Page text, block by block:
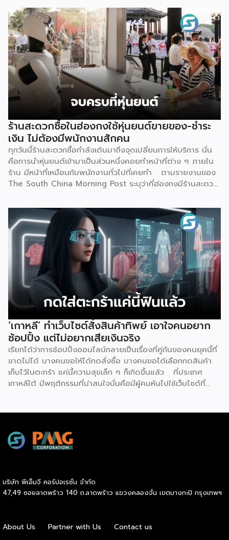
ผู้สมัครที่มีประวัติการเงินดีบางรายกลับถูกระบบปฏิเสธ
เหตุการณ์นี้ไม่ใช่แค่ดราม่าบนโลกออนไลน์เท่านั้น แต่เป็นกรณี
ศึกษาที่สะท้อนธรรมชาติของโมเดลธุรกิจใหม่ที่กำลังจะเปลี่ยน
โครงสร้างการเงินไทย นั่นคือ Virtual Bank ซึ่งผู้ประกอบการ
SME ควรทำความเข้าใจให้ลึกกว่าพาดหัวข่าว เพราะทั้งโอกาส และ
ความเสี่ยงที่เกิดขึ้นล้วนเกี่ยวข้องกับการเข้าถึงแหล่งทุนของธุรกิจ
รายย่อยโดยตรง ก่อนอื่นมาทำความเข้าใจกันก่อนว่า Virtual
Bank คืออะไร ต่างจากธนาคารเดิมตรงไหน คำตอบเรื่องนี้
อธิบายให้เข้าใจว่านี่ คือธนาคารที่ได้รับใบอนุญาตเต็มรูปแบบจาก
ธนาคารแห่งประเทศไทย (ธปท.) เหมือนธนาคารพาณิชย์ทั่วไปทุก
ประการ ต่างกันที่ไม่มีหน้าสาขาให้เดินเข้าไปทำธุรกรรม ทุกอย่าง
ตั้งแต่เปิดบัญชี ฝาก-ถอน โอนเงิน ไปจนถึงขอสินเชื่อ จะทำผ่าน
แอปพลิเคชันทั้งหมด จุดนี้คือสิ่งที่ทำให้ Virtual Bank ต่าง
จาก Mobile Banking ของธนาคารทั่วไปที่เราคุ้นเคย เพราะ
Mobile […]
ร้านสะดวกซื้อในฮ่องกงใช้หุ่นยนต์ขายของ-ชำระ
เงิน ไม่ต้องมีพนักงานสักคน
ทุกวันนี้ร้านสะดวกซื้อกำลังเดินมาถึงจุดเปลี่ยนการให้บริการ นั่น
คือการนำหุ่นยนต์เข้ามาเป็นส่วนหนึ่งคอยทำหน้าที่ต่าง ๆ ภายใน
ร้าน มีหน้าที่เหมือนกับพนักงานทั่วไปที่เคยทำ ตามรายงานของ
The South China Morning Post ระบุว่าที่ฮ่องกงมีร้านสะดวก
แปลกใหม่ด้วยการใช้หุ่นยนต์ฮิวมานอยด์เพียงตัวเดียวเป็นผู้
ควบคุมทุกอย่าง ซึ่งร้านแห่งนี้ตั้งอยู่ริมน้ำหงฮอม เปิดให้บริการ
ตลอด 24 ชั่วโมง แน่นอนว่าความพิเศษอยู่ที่การบริหารจัดการ
โดย “Xiao Gai” หุ่นยนต์ที่ถูกสร้างจากบริษัท Galbot ซึ่งเป็น
บริษัทด้านปัญญาประดิษฐ์ (AI) และหุ่นยนต์ในปักกิ่ง ด้วยความ
สูง 5 ฟุต 6 นิ้ว จึงทำหน้าที่ได้อย่างหลากหลาย ไม่ว่าจะเป็น การ
จัดเรียงสินค้าบนชั้นวาง, หยิบสินค้า และให้บริการลูกค้าเรื่องของ
การชำระเงิน ตามรายงานของ Galbot ระบุว่า “Xiao Gai”
สามารถสนทนากับลูกค้า, พูดคุยได้หลายภาษา, จำหน่ายสินค้าทุก
อย่าง ตั้งแต่ขนมขบเคี้ยวไปจนถึงยาที่หาซื้อได้ทั่วไป โดยความ
แปลกใหม่ของร้านค้าแห่งนี้คาดการณ์ว่าจะช่วยเพิ่มจำนวนผู้คน
สัญจรไป-มาในพื้นที่มากถึง 40% พร้อมกับตั้งเป้าวางแผนที่จะ
เปิดร้านค้าขนาดเล็กที่บริหารจัดการด้วยหุ่นยนต์อีก 100 แห่ง ใน
[…]
‘เกาหลี’ ทำเว็บไซต์สั่งสินค้าทิพย์ เอาใจคนอยาก
ช้อปปิ้ง แต่ไม่อยากเสียเงินจริง
เรียกได้ว่าการช้อปปิ้งออนไลน์กลายเป็นเรื่องที่คู่กันของคนยุคนี้ที่
ขาดไม่ได้ บางคนขอให้ได้กดสั่งซื้อ บางคนขอได้เลือกกดสินค้า
เก็บไว้ในตะกร้า แค่นี้ความสุขเล็ก ๆ ก็เกิดขึ้นแล้ว ที่ประเทศ
เกาหลีใต้ มีพฤติกรรมที่น่าสนใจนั่นคือมีผู้คนหันไปใช้เว็บไซต์ที่
ที่พัฒนามากที่สุดเช่นกัน แม้ว่าตัวเลขการค้าออนไลน์ยังคง
แข็งแกร่ง แต่อีกด้านหนึ่งกลับพบว่ากลุ่มเยาวชนเกาหลีใต้ หันไปใช้
ให้คะแนน และโปรโมชันต่าง ๆ รวมถึงการเพิ่มสินค้าลงในตะกร้า
กรอกที่อยู่จัดส่ง คลิกสั่งซื้อ เหล่านี้เพื่อมอบประสบการณ์การซื้อ
ความตื่นเต้น ความคาดหวัง และการหลั่งสารโดปามีนเล็กน้อย
บริษัท พีเอ็มจี คอร์ปอเรชั่น จำกัด
47,49 ซอยลาดพร้าว 140 ถ.ลาดพร้าว แขวงคลองจั่น เขตบางกะปิ กรุงเทพฯ
About Us Partner with Us Contact us